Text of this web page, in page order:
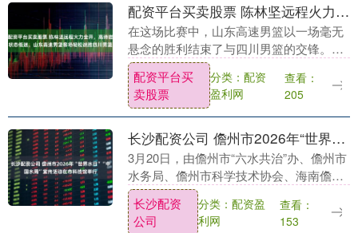
配资平台买卖股票 陈林坚远程火力全开，高诗岩状态低迷，山东高速男篮客场轻松战胜四川男篮
在这场比赛中，山东高速男篮以一场毫无
悬念的胜利结束了与四川男篮的交锋。尽
管比赛节奏中出现了一些波动，但整体来
看，山东高速男篮在比赛的节奏控制和团
队协作方面都表现....
配资平台买
卖股票
分类：配资
盈利网
查看：
205
长沙配资公司 儋州市2026年“世界水日”“中国水周”宣传活动在市科技馆举行
3月20日，由儋州市“六水共治”办、儋州市
水务局、儋州市科学技术协会、海南儋州
粤海自来水有限公司联合主办的儋州市
2026年“世界水日”“中国水周”暨“水务公众
开....
长沙配资
公司
分类：配资盈
利网
查看：
153